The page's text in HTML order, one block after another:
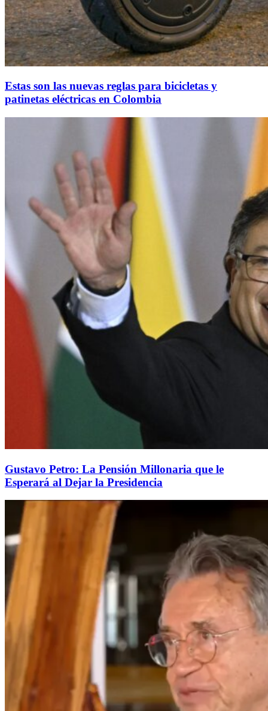
Estas son las nuevas reglas para bicicletas y
patinetas eléctricas en Colombia
Gustavo Petro: La Pensión Millonaria que le
Esperará al Dejar la Presidencia